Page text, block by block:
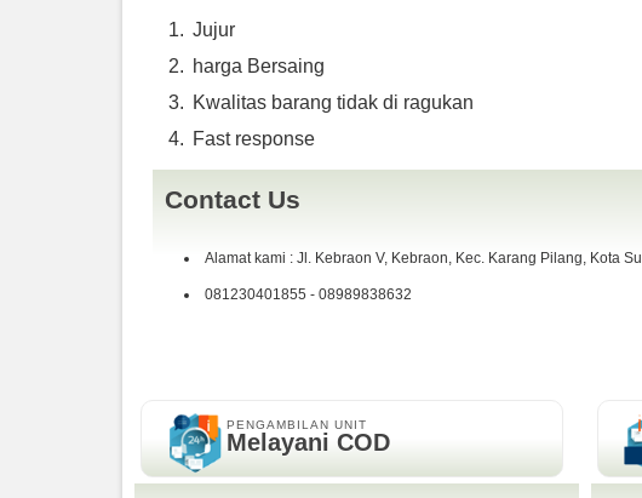
Kondisi :
Kelengkapan : Unit / Batre / Charger / Tas
Harga 6jt aja siapa cepat dia dapat
Jujur
harga Bersaing
Kwalitas barang tidak di ragukan
Fast response
Contact Us
Alamat kami : Jl. Kebraon V, Kebraon, Kec. Karang Pilang, Kota
081230401855 - 08989838632
PENGAMBILAN UNIT
Melayani COD